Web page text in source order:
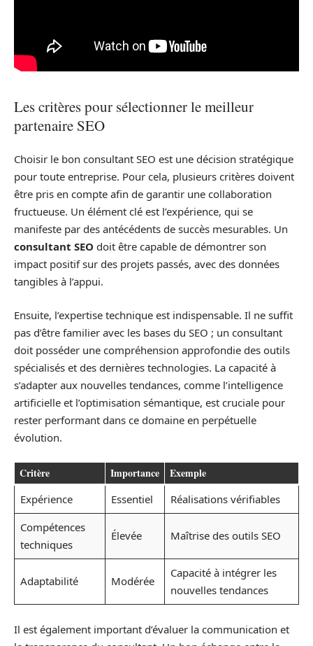
Les critères pour sélectionner le meilleur
partenaire SEO
Choisir le bon consultant SEO est une décision stratégique
pour toute entreprise. Pour cela, plusieurs critères doivent
être pris en compte afin de garantir une collaboration
fructueuse. Un élément clé est l’expérience, qui se
manifeste par des antécédents de succès mesurables. Un
consultant SEO doit être capable de démontrer son
impact positif sur des projets passés, avec des données
tangibles à l’appui.
Ensuite, l’expertise technique est indispensable. Il ne suffit
pas d’être familier avec les bases du SEO ; un consultant
doit posséder une compréhension approfondie des outils
spécialisés et des dernières technologies. La capacité à
s’adapter aux nouvelles tendances, comme l’intelligence
artificielle et l’optimisation sémantique, est cruciale pour
rester performant dans ce domaine en perpétuelle
évolution.
Critère Importance Exemple
Expérience Essentiel
Réalisations vérifiables
Compétences
techniques
Élevée Maîtrise des outils SEO
Adaptabilité Modérée
Capacité à intégrer les
nouvelles tendances
Il est également important d’évaluer la communication et